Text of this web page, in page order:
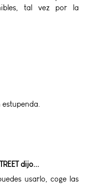
tal vez por la
dijo...
usarlo, coge las